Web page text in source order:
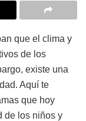
que el clima y
de los
existe una
Aquí te
que hoy
de los niños y